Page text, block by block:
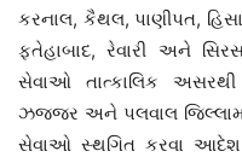
કરનાલ, કૈથલ, પાણીપત,
ફતેહાબાદ, રેવારી અને
સેવાઓ તાત્કાલિક
ઝજ્જર અને પલવાલ
સેવાઓ સ્થગિત કરવા